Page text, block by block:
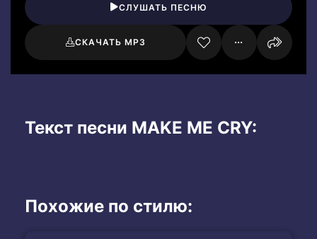
СЛУШАТЬ ПЕСНЮ
СКАЧАТЬ MP3
Текст песни MAKE ME CRY:
Похожие по стилю: